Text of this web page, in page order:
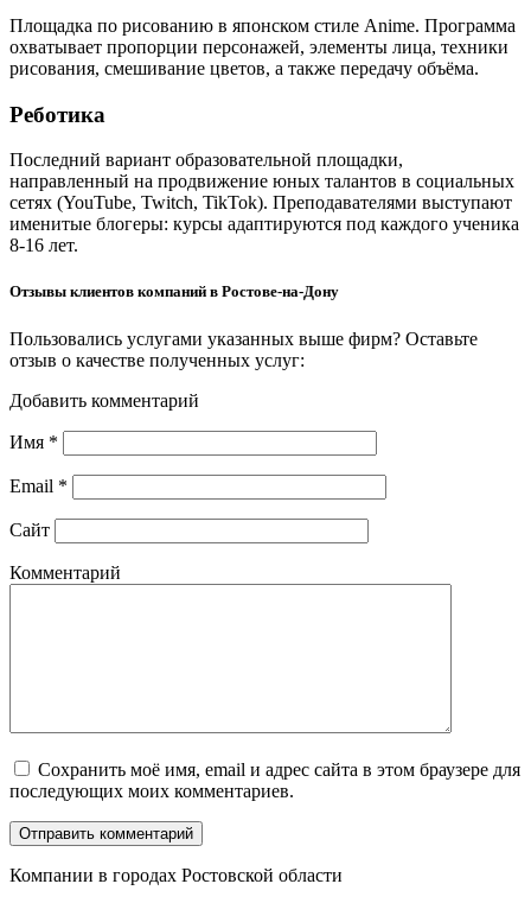
Площадка по рисованию в японском стиле Anime. Программа
охватывает пропорции персонажей, элементы лица, техники
рисования, смешивание цветов, а также передачу объёма.
Реботика
Последний вариант образовательной площадки,
направленный на продвижение юных талантов в социальных
сетях (YouTube, Twitch, TikTok). Преподавателями выступают
именитые блогеры: курсы адаптируются под каждого ученика
8-16 лет.
Отзывы клиентов компаний в Ростове-на-Дону
Пользовались услугами указанных выше фирм? Оставьте
отзыв о качестве полученных услуг:
Добавить комментарий
Имя *
Email *
Сайт
Комментарий
Сохранить моё имя, email и адрес сайта в этом браузере для
последующих моих комментариев.
Компании в городах Ростовской области